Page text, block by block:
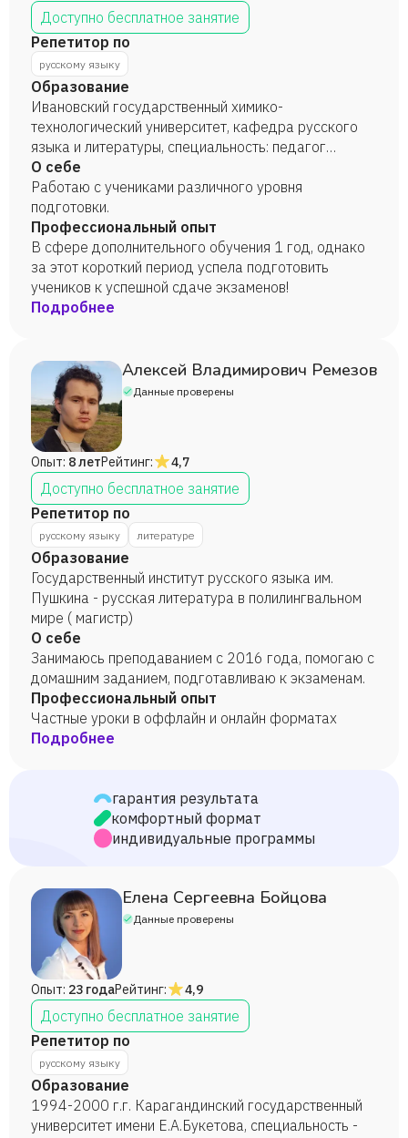
Доступно бесплатное занятие
Репетитор по
русскому языку
Образование
Ивановский государственный химико-
технологический университет, кафедра русского
языка и литературы, специальность: педагог
русского языка, 2023 год.
О себе
Работаю с учениками различного уровня
подготовки.
Профессиональный опыт
В сфере дополнительного обучения 1 год, однако
за этот короткий период успела подготовить
учеников к успешной сдаче экзаменов!
Подробнее
Алексей Владимирович Ремезов
Данные проверены
Опыт: 8 летРейтинг: 4,7
Доступно бесплатное занятие
Репетитор по
русскому языку литературе
Образование
Государственный институт русского языка им.
Пушкина - русская литература в полилингвальном
мире ( магистр)
О себе
Занимаюсь преподаванием с 2016 года, помогаю с
домашним заданием, подготавливаю к экзаменам.
Профессиональный опыт
Частные уроки в оффлайн и онлайн форматах
Подробнее
гарантия результата
комфортный формат
индивидуальные программы
Елена Сергеевна Бойцова
Данные проверены
Опыт: 23 годаРейтинг: 4,9
Доступно бесплатное занятие
Репетитор по
русскому языку
Образование
1994-2000 г.г. Карагандинский государственный
университет имени Е.А.Букетова, специальность -